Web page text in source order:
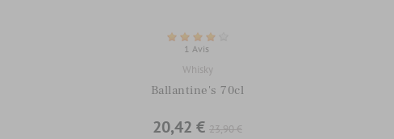
1 Avis
Whisky
Ballantine's 70cl
20,42 € 23,90 €